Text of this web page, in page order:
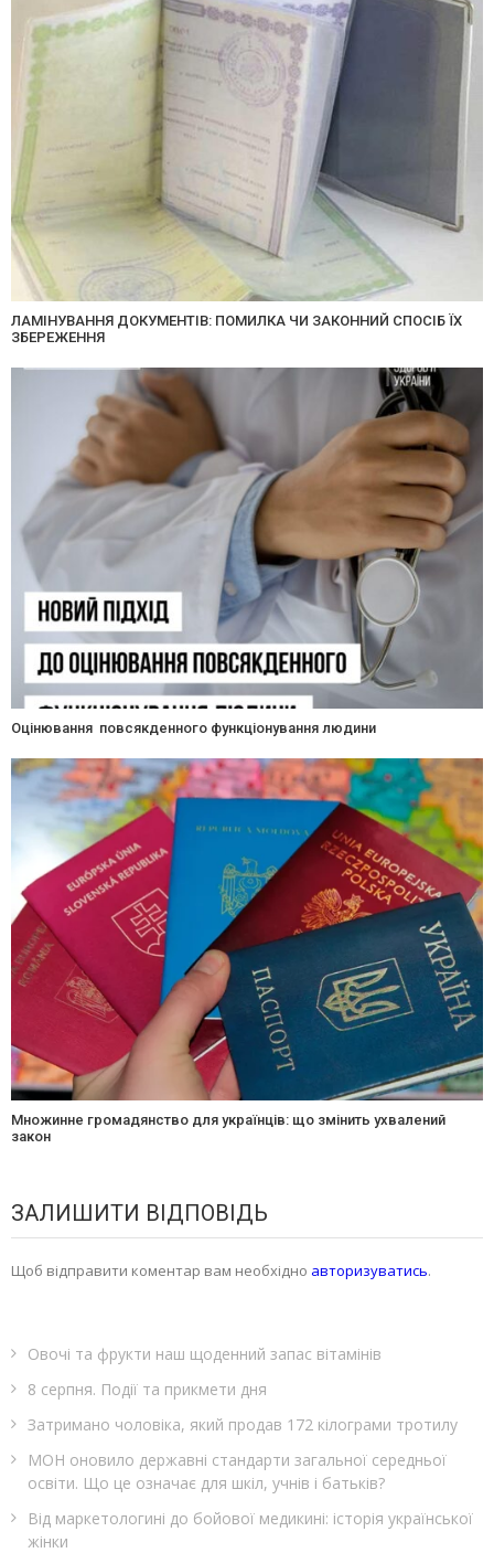
ЛАМІНУВАННЯ ДОКУМЕНТІВ: ПОМИЛКА ЧИ ЗАКОННИЙ СПОСІБ ЇХ
ЗБЕРЕЖЕННЯ
Оцінювання повсякденного функціонування людини
Множинне громадянство для українців: що змінить ухвалений
закон
ЗАЛИШИТИ ВІДПОВІДЬ
Щоб відправити коментар вам необхідно авторизуватись.
Овочі та фрукти наш щоденний запас вітамінів
8 серпня. Події та прикмети дня
Затримано чоловіка, який продав 172 кілограми тротилу
МОН оновило державні стандарти загальної середньої
освіти. Що це означає для шкіл, учнів і батьків?
Від маркетологині до бойової медикині: історія української
жінки